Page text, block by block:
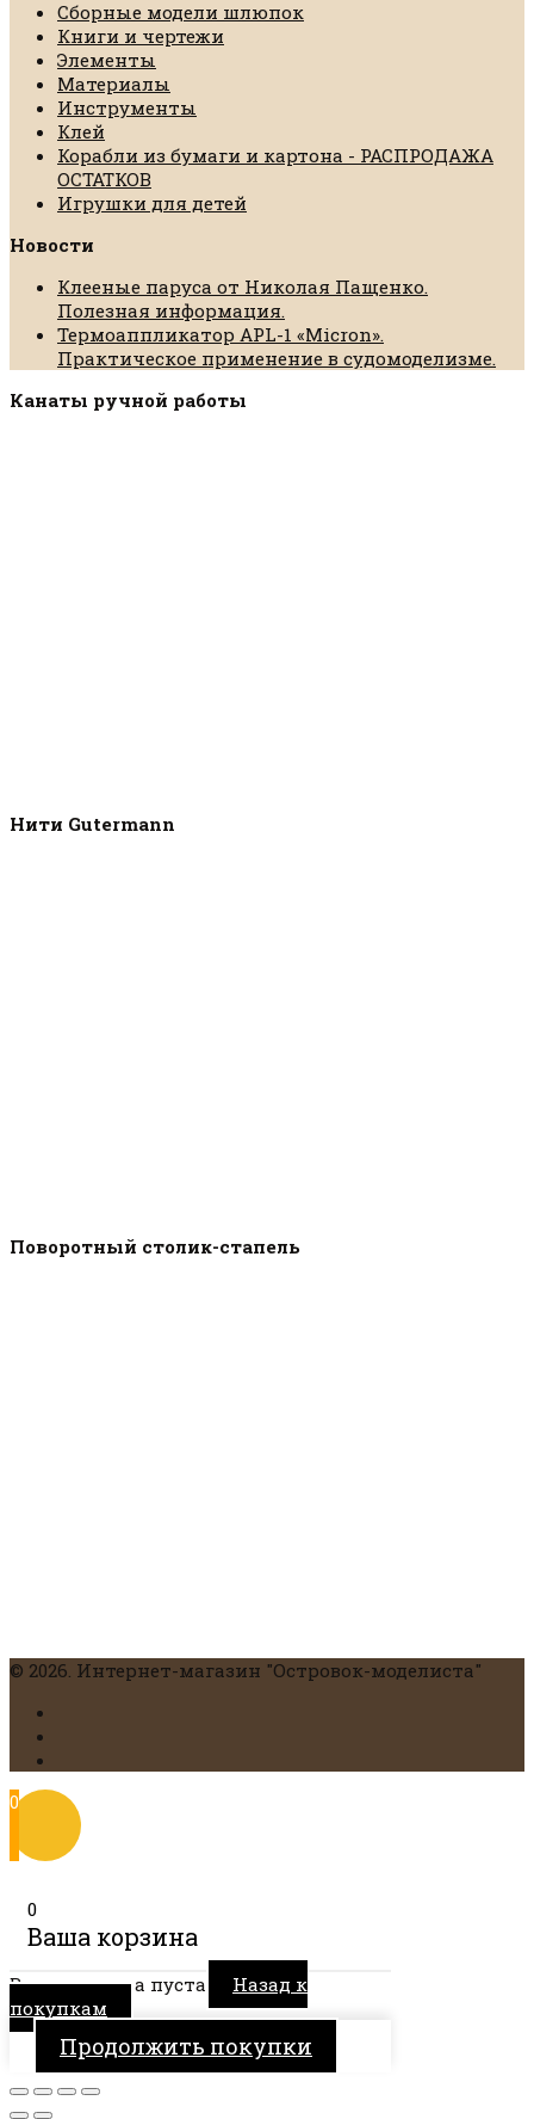
Сборные модели шлюпок
Книги и чертежи
Элементы
Материалы
Инструменты
Клей
Корабли из бумаги и картона - РАСПРОДАЖА
ОСТАТКОВ
Игрушки для детей
Новости
Клееные паруса от Николая Пащенко.
Полезная информация.
Термоаппликатор APL-1 «Micron».
Практическое применение в судомоделизме.
Канаты ручной работы
Нити Gutermann
Поворотный столик-стапель
© 2026. Интернет-магазин "Островок-моделиста"
0
0
Ваша корзина
Ваша корзина пуста
Назад к
покупкам
Продолжить покупки